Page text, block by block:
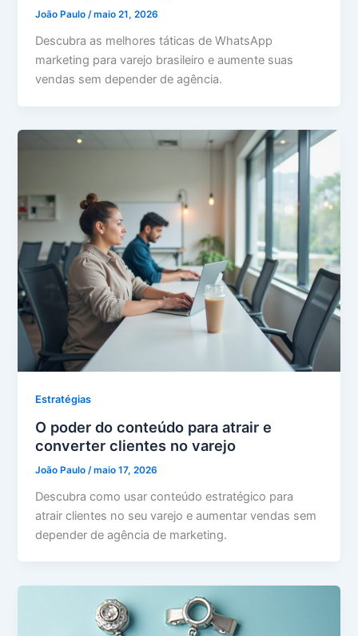
João Paulo/maio 21, 2026
Descubra as melhores táticas de WhatsApp
marketing para varejo brasileiro e aumente suas
vendas sem depender de agência.
Estratégias
O poder do conteúdo para atrair e
converter clientes no varejo
João Paulo /maio 17, 2026
Descubra como usar conteúdo estratégico para
atrair clientes no seu varejo e aumentar vendas sem
depender de agência de marketing.